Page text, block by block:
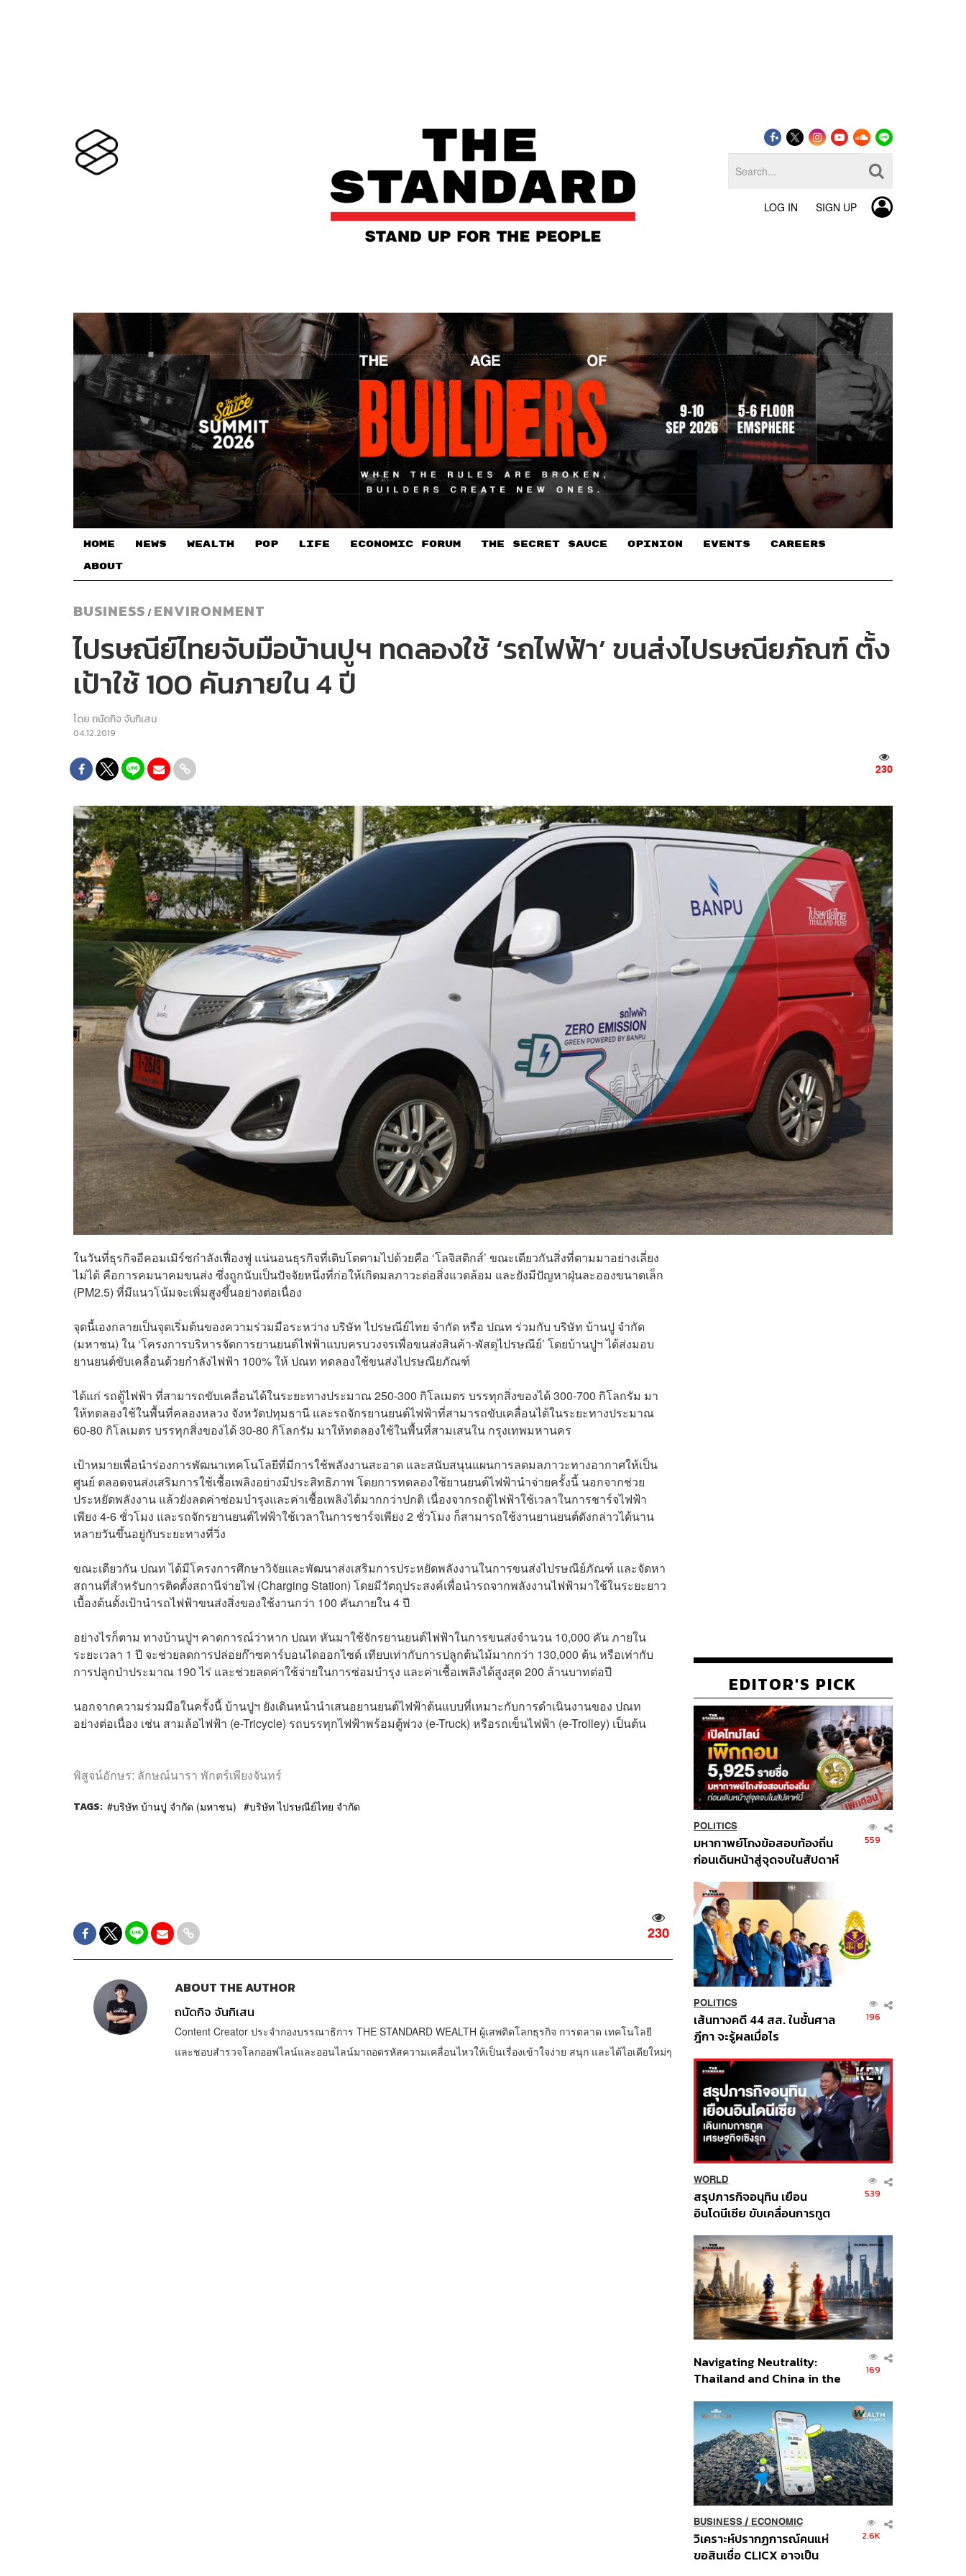
LOG IN SIGN UP
HOME NEWS WEALTH POP LIFE ECONOMIC FORUM THE SECRET SAUCE​ OPINION EVENTS CAREERS
ABOUT
BUSINESS / ENVIRONMENT
ไปรษณีย์ไทยจับมือบ้านปูฯ ทดลองใช้ ‘รถไฟฟ้า’ ขนส่งไปรษณียภัณฑ์ ตั้ง
เป้าใช้ 100 คันภายใน 4 ปี
โดยถนัดกิจ จันกิเสน
04.12.2019
230
ในวันที่ธุรกิจอีคอมเมิร์ซกำลังเฟื่องฟู แน่นอนธุรกิจที่เติบโตตามไปด้วยคือ ‘โลจิสติกส์’ ขณะเดียวกันสิ่งที่ตามมาอย่างเลี่ยง
ไม่ได้ คือการคมนาคมขนส่ง ซึ่งถูกนับเป็นปัจจัยหนึ่งที่ก่อให้เกิดมลภาวะต่อสิ่งแวดล้อม และยังมีปัญหาฝุ่นละอองขนาดเล็ก
(PM2.5) ที่มีแนวโน้มจะเพิ่มสูงขึ้นอย่างต่อเนื่อง
จุดนี้เองกลายเป็นจุดเริ่มต้นของความร่วมมือระหว่าง บริษัท ไปรษณีย์ไทย จำกัด หรือ ปณท ร่วมกับ บริษัท บ้านปู จำกัด
(มหาชน) ใน ‘โครงการบริหารจัดการยานยนต์ไฟฟ้าแบบครบวงจรเพื่อขนส่งสินค้า-พัสดุไปรษณีย์’ โดยบ้านปูฯ ได้ส่งมอบ
ยานยนต์ขับเคลื่อนด้วยกำลังไฟฟ้า 100% ให้ ปณท ทดลองใช้ขนส่งไปรษณียภัณฑ์
ได้แก่ รถตู้ไฟฟ้า ที่สามารถขับเคลื่อนได้ในระยะทางประมาณ 250-300 กิโลเมตร บรรทุกสิ่งของได้ 300-700 กิโลกรัม มา
ให้ทดลองใช้ในพื้นที่คลองหลวง จังหวัดปทุมธานี และรถจักรยานยนต์ไฟฟ้าที่สามารถขับเคลื่อนได้ในระยะทางประมาณ
60-80 กิโลเมตร บรรทุกสิ่งของได้ 30-80 กิโลกรัม มาให้ทดลองใช้ในพื้นที่สามเสนใน กรุงเทพมหานคร
เป้าหมายเพื่อนำร่องการพัฒนาเทคโนโลยีที่มีการใช้พลังงานสะอาด และสนับสนุนแผนการลดมลภาวะทางอากาศให้เป็น
ศูนย์ ตลอดจนส่งเสริมการใช้เชื้อเพลิงอย่างมีประสิทธิภาพ โดยการทดลองใช้ยานยนต์ไฟฟ้านำจ่ายครั้งนี้ นอกจากช่วย
ประหยัดพลังงาน แล้วยังลดค่าซ่อมบำรุงและค่าเชื้อเพลิงได้มากกว่าปกติ เนื่องจากรถตู้ไฟฟ้าใช้เวลาในการชาร์จไฟฟ้า
เพียง 4-6 ชั่วโมง และรถจักรยานยนต์ไฟฟ้าใช้เวลาในการชาร์จเพียง 2 ชั่วโมง ก็สามารถใช้งานยานยนต์ดังกล่าวได้นาน
หลายวันขึ้นอยู่กับระยะทางที่วิ่ง
ขณะเดียวกัน ปณท ได้มีโครงการศึกษาวิจัยและพัฒนาส่งเสริมการประหยัดพลังงานในการขนส่งไปรษณีย์ภัณฑ์ และจัดหา
สถานที่สำหรับการติดตั้งสถานีจ่ายไฟ (Charging Station) โดยมีวัตถุประสงค์เพื่อนำรถจากพลังงานไฟฟ้ามาใช้ในระยะยาว
เบื้องต้นตั้งเป้านำรถไฟฟ้าขนส่งสิ่งของใช้งานกว่า 100 คันภายใน 4 ปี
อย่างไรก็ตาม ทางบ้านปูฯ คาดการณ์ว่าหาก ปณท หันมาใช้จักรยานยนต์ไฟฟ้าในการขนส่งจำนวน 10,000 คัน ภายใน
ระยะเวลา 1 ปี จะช่วยลดการปล่อยก๊าซคาร์บอนไดออกไซด์ เทียบเท่ากับการปลูกต้นไม้มากกว่า 130,000 ต้น หรือเท่ากับ
การปลูกป่าประมาณ 190 ไร่ และช่วยลดค่าใช้จ่ายในการซ่อมบำรุง และค่าเชื้อเพลิงได้สูงสุด 200 ล้านบาทต่อปี
นอกจากความร่วมมือในครั้งนี้ บ้านปูฯ ยังเดินหน้านำเสนอยานยนต์ไฟฟ้าต้นแบบที่เหมาะกับการดำเนินงานของ ปณท
อย่างต่อเนื่อง เช่น สามล้อไฟฟ้า (e-Tricycle) รถบรรทุกไฟฟ้าพร้อมตู้พ่วง (e-Truck) หรือรถเข็นไฟฟ้า (e-Trolley) เป็นต้น
พิสูจน์อักษร: ลักษณ์นารา พักตร์เพียงจันทร์
TAGS: บริษัท บ้านปู จำกัด (มหาชน) บริษัท ไปรษณีย์ไทย จำกัด
230
ABOUT THE AUTHOR
ถนัดกิจ จันกิเสน
Content Creator ประจำกองบรรณาธิการ THE STANDARD WEALTH ผู้เสพติดโลกธุรกิจ การตลาด เทคโนโลยี
และชอบสำรวจโลกออฟไลน์และออนไลน์มาถอดรหัสความเคลื่อนไหวให้เป็นเรื่องเข้าใจง่าย สนุก และได้ไอเดียใหม่ๆ
EDITOR'S PICK
POLITICS
มหากาพย์โกงข้อสอบท้องถิ่น
ก่อนเดินหน้าสู่จุดจบในสัปดาห์
559
POLITICS
เส้นทางคดี 44 สส. ในชั้นศาล
ฎีกา จะรู้ผลเมื่อไร
196
WORLD
สรุปภารกิจอนุทิน เยือน
อินโดนีเซีย ขับเคลื่อนการทูต
ส่วนยุทธศาสตร์ไทย –
อินโดนีเซีย
539
Navigating Neutrality:
Thailand and China in the
Order
169
BUSINESS/ ECONOMIC
วิเคราะห์ปรากฏการณ์คนแห่
ขอสินเชื่อ CLICX อาจเป็น
2.6K